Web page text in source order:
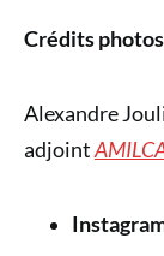
Crédits
Alexandre
adjoint